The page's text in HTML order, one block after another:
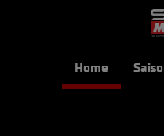
Home